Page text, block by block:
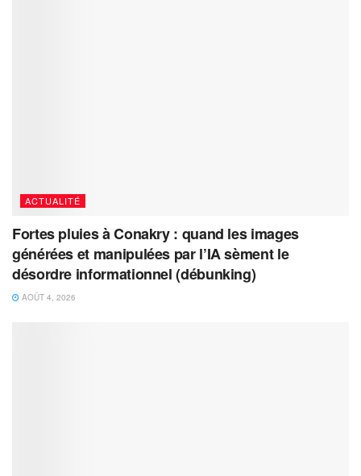
ACTUALITÉ
Fortes pluies à Conakry : quand les images
générées et manipulées par l’IA sèment le
désordre informationnel (débunking)
AOÛT 4, 2026